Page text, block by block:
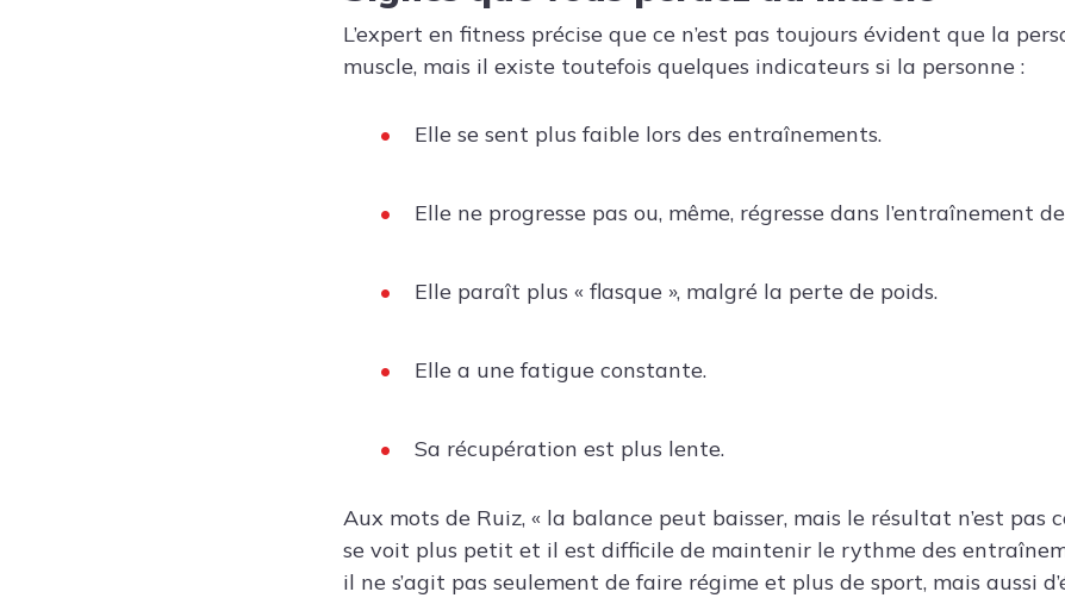
L’expert en fitness précise que ce n’est pas toujours évident que la
muscle, mais il existe toutefois quelques indicateurs si la personne :
Elle se sent plus faible lors des entraînements.
Elle ne progresse pas ou, même, régresse dans l’entraînement
Elle paraît plus « flasque », malgré la perte de poids.
Elle a une fatigue constante.
Sa récupération est plus lente.
Aux mots de Ruiz, « la balance peut baisser, mais le résultat n’est pas
se voit plus petit et il est difficile de maintenir le rythme des
il ne s’agit pas seulement de faire régime et plus de sport, mais aussi